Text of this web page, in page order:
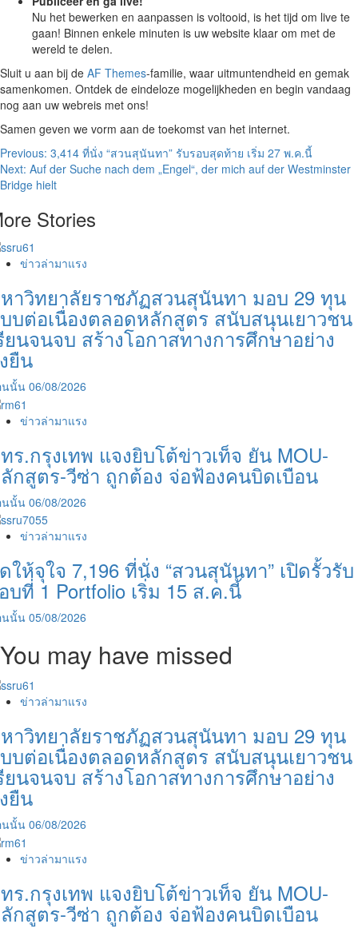
Nu het bewerken en aanpassen is voltooid, is het tijd om live te
gaan! Binnen enkele minuten is uw website klaar om met de
wereld te delen.
Sluit u aan bij de AF Themes-familie, waar uitmuntendheid en gemak
samenkomen. Ontdek de eindeloze mogelijkheden en begin vandaag
nog aan uw webreis met ons!
Samen geven we vorm aan de toekomst van het internet.
Post
navigation
Previous: 3,414 ที่นั่ง “สวนสุนันทา” รับรอบสุดท้าย เริ่ม 27 พ.ค.นี้
Next: Auf der Suche nach dem „Engel“, der mich auf der Westminster
Bridge hielt
Stories
ข่าวล่ามาแรง
าวิทยาลัยราชภัฏสวนสุนันทา มอบ 29 ทุน
บต่อเนื่องตลอดหลักสูตร สนับสนุนเยาวชน
ยนจนจบ สร้างโอกาสทางการศึกษาอย่าง
ยืน
นนั้น 06/08/2026
ข่าวล่ามาแรง
ร.กรุงเทพ แจงยิบโต้ข่าวเท็จ ยัน MOU-
กสูตร-วีซ่า ถูกต้อง จ่อฟ้องคนบิดเบือน
นนั้น 06/08/2026
ข่าวล่ามาแรง
ให้จุใจ 7,196 ที่นั่ง “สวนสุนันทา” เปิดรั้วรับ
บที่ 1 Portfolio เริ่ม 15 ส.ค.นี้
นนั้น 05/08/2026
You may have missed
ข่าวล่ามาแรง
าวิทยาลัยราชภัฏสวนสุนันทา มอบ 29 ทุน
บต่อเนื่องตลอดหลักสูตร สนับสนุนเยาวชน
ยนจนจบ สร้างโอกาสทางการศึกษาอย่าง
ยืน
นนั้น 06/08/2026
ข่าวล่ามาแรง
ร.กรุงเทพ แจงยิบโต้ข่าวเท็จ ยัน MOU-
กสูตร-วีซ่า ถูกต้อง จ่อฟ้องคนบิดเบือน